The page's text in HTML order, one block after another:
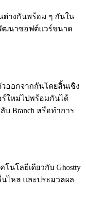
ต่างกันพร้อม ๆ กันใน
พัฒนาซอฟต์แวร์ขนาด
ออกจากกันโดยสิ้นเชิง
ร์ใหม่ไปพร้อมกันได้
Branch หรือทำการ
นโลยีเดียวกับ Ghostty
นไหล และประมวลผล